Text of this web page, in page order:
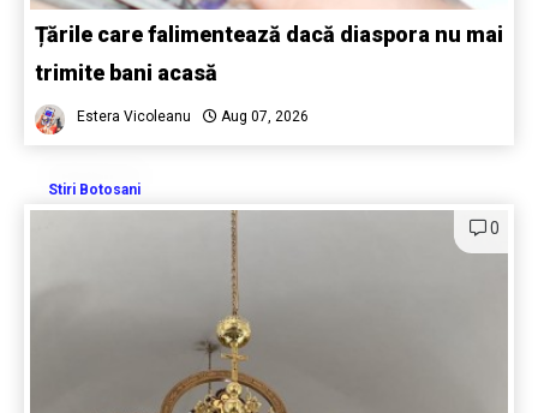
Țările care falimentează dacă diaspora nu mai
trimite bani acasă
Estera Vicoleanu Aug 07, 2026
Stiri Botosani
0